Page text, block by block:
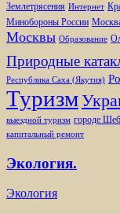
Землетрясения Интернет
Минобороны России
Москвы Образование
Природные
Республика Саха (Якутия)
Туризм
выездной туризм городе
капитальный ремонт
Экология.
Экология